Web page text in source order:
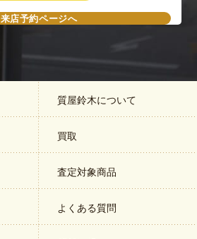
来店予約ページへ
質屋鈴木について
買取
査定対象商品
よくある質問